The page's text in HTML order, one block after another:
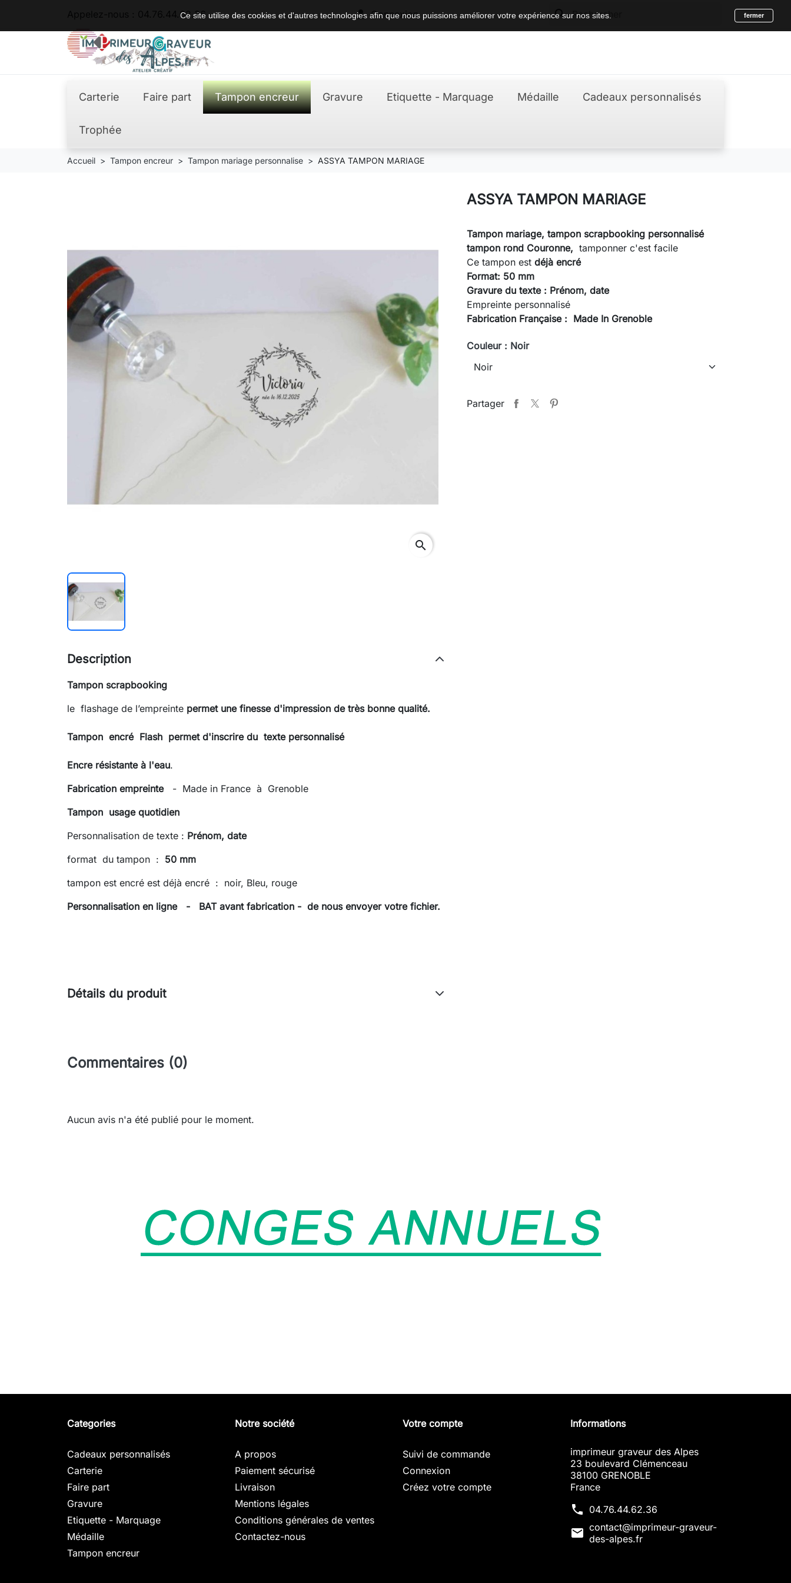
04.76.44.62.36  Connexion search
Carterie Faire part Tampon encreur Gravure Etiquette - Marquage Médaille Cadeaux personnalisés
Trophée
Accueil Tampon encreur Tampon mariage personnalise ASSYA TAMPON MARIAGE
search
ASSYA TAMPON MARIAGE
Tampon mariage, tampon scrapbooking personnalisé
tampon rond Couronne, tamponner c'est facile
Ce tampon est déjà encré
Format: 50 mm
Gravure du texte: Prénom, date
Empreinte personnalisé
Fabrication Française : Made In Grenoble
Couleur : Noir
Partager
Description
Tampon scrapbooking
le flashage de l’empreinte permet une finesse d'impression de très bonne qualité.
Tampon encré Flash permet d'inscrire du texte personnalisé
Encre résistante à l'eau.
Fabrication empreinte
- Made in France à Grenoble
Tampon usage quotidien
Personnalisation de texte : Prénom, date
format du tampon : 50 mm
tampon est encré est déjà encré : noir, Bleu, rouge
Personnalisation en ligne - BAT avant fabrication - de nous envoyer votre fichier.
Détails du produit
Commentaires (0)
Aucun avis n'a été publié pour le moment.
Categories
Cadeaux personnalisés
Carterie
Faire part
Gravure
Etiquette - Marquage
Médaille
Tampon encreur
Notre société
A propos
Paiement sécurisé
Livraison
Mentions légales
Conditions générales de ventes
Contactez-nous
Votre compte
Suivi de commande
Connexion
Créez votre compte
Informations
imprimeur graveur des Alpes
23 boulevard Clémenceau
38100 GRENOBLE
France
phone 04.76.44.62.36
mail contact@imprimeur-graveur-
des-alpes.fr
Ce site utilise des cookies et d'autres technologies afin que nous puissions améliorer votre expérience sur nos sites. fermer